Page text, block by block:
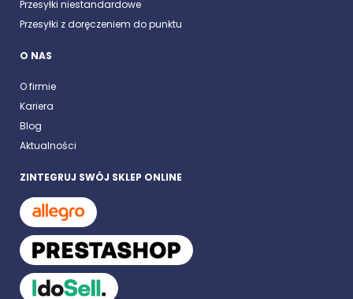
Przesyłki niestandardowe
Przesyłki z doręczeniem do punktu
O NAS
O firmie
Kariera
Blog
Aktualności
ZINTEGRUJ SWÓJ SKLEP ONLINE